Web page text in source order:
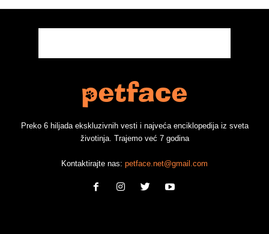
Preko 6 hiljada ekskluzivnih vesti i najveća enciklopedija iz sveta
životinja. Trajemo već 7 godina
Kontaktirajte nas: petface.net@gmail.com